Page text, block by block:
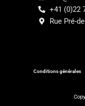
+41 (0)22
Rue Pré-
Conditions générales